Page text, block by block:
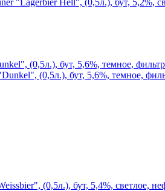
(0,5л.), бут, 5,6%, темное,
(0,5л.), бут, 5,4%, светлое,